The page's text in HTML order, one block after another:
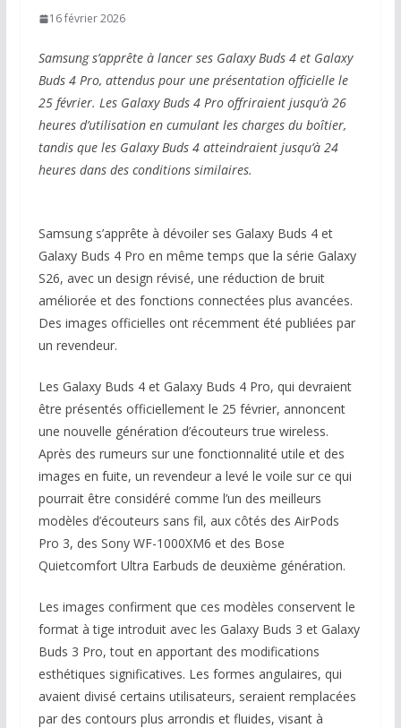
16 février 2026
Samsung s’apprête à lancer ses Galaxy Buds 4 et Galaxy
Buds 4 Pro, attendus pour une présentation officielle le
25 février. Les Galaxy Buds 4 Pro offriraient jusqu’à 26
heures d’utilisation en cumulant les charges du boîtier,
tandis que les Galaxy Buds 4 atteindraient jusqu’à 24
heures dans des conditions similaires.
Samsung s’apprête à dévoiler ses Galaxy Buds 4 et
Galaxy Buds 4 Pro en même temps que la série Galaxy
S26, avec un design révisé, une réduction de bruit
améliorée et des fonctions connectées plus avancées.
Des images officielles ont récemment été publiées par
un revendeur.
Les Galaxy Buds 4 et Galaxy Buds 4 Pro, qui devraient
être présentés officiellement le 25 février, annoncent
une nouvelle génération d’écouteurs true wireless.
Après des rumeurs sur une fonctionnalité utile et des
images en fuite, un revendeur a levé le voile sur ce qui
pourrait être considéré comme l’un des meilleurs
modèles d’écouteurs sans fil, aux côtés des AirPods
Pro 3, des Sony WF-1000XM6 et des Bose
Quietcomfort Ultra Earbuds de deuxième génération.
Les images confirment que ces modèles conservent le
format à tige introduit avec les Galaxy Buds 3 et Galaxy
Buds 3 Pro, tout en apportant des modifications
esthétiques significatives. Les formes angulaires, qui
avaient divisé certains utilisateurs, seraient remplacées
par des contours plus arrondis et fluides, visant à